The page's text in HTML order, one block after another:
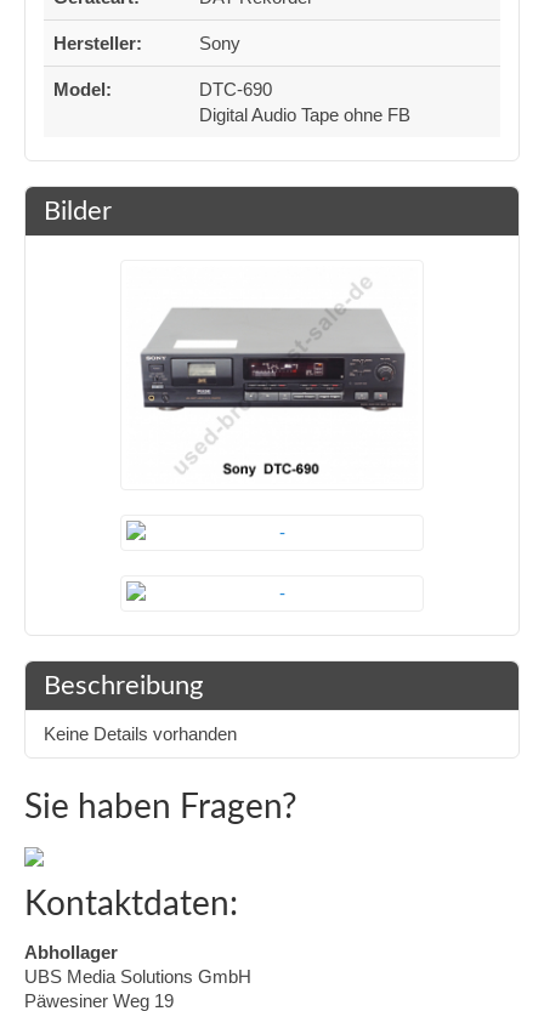
Hersteller: Sony
Model:
DTC-690
Digital Audio Tape ohne FB
Bilder
Beschreibung
Keine Details vorhanden
Sie haben Fragen?
Kontaktdaten:
Abhollager
UBS Media Solutions GmbH
Päwesiner Weg 19